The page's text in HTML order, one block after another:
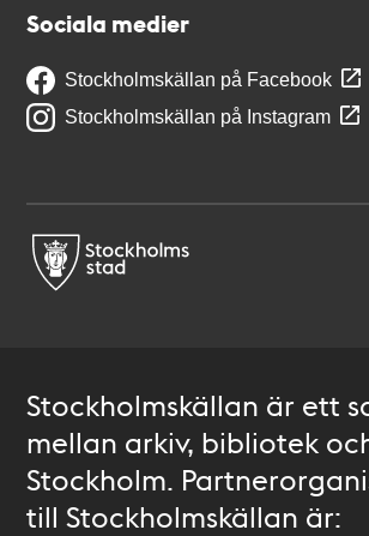
Sociala medier
Stockholmskällan på Facebook
Stockholmskällan på Instagram
Stockholmskällan är ett
mellan arkiv, bibliotek
Stockholm.
till Stockholmskällan är: